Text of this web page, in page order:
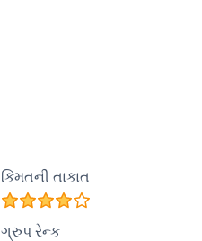
કિંમતની તાકાત
ગ્રુપ રેન્ક